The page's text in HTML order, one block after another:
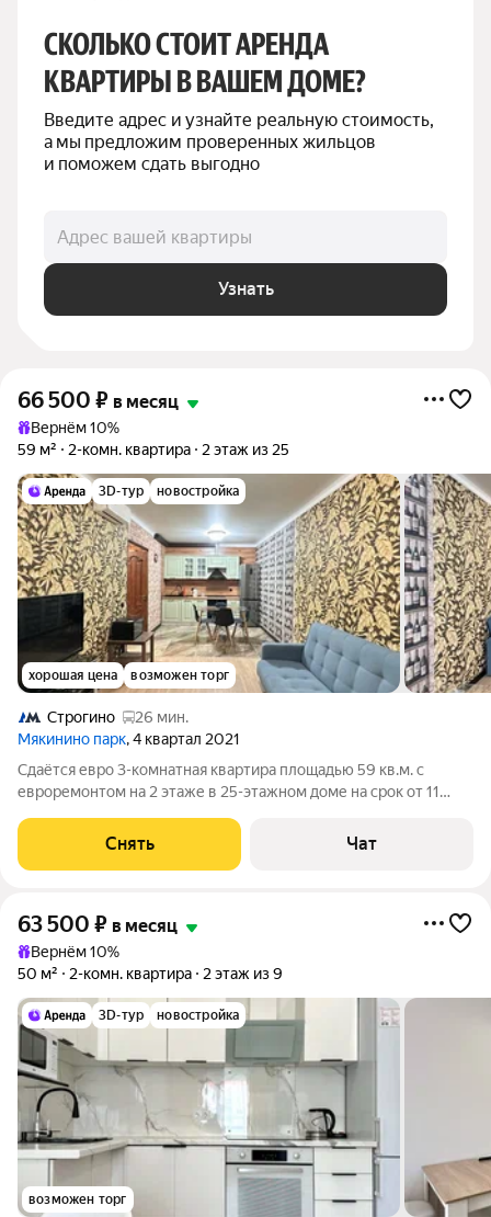
СКОЛЬКО СТОИТ АРЕНДА
КВАРТИРЫ В ВАШЕМ ДОМЕ?
Введите адрес и узнайте реальную стоимость,
а мы предложим проверенных жильцов
и поможем сдать выгодно
Адрес вашей квартиры
Узнать
66 500 ₽ в месяц
Вернём 10%
59 м²
2-комн. квартира 2 этаж из 25
3D-тур новостройка
хорошая цена возможен торг
Строгино
26 мин.
Мякинино парк, 4 квартал 2021
Сдаётся евро 3-комнатная квартира площадью 59 кв.м. с
евроремонтом на 2 этаже в 25-этажном доме на срок от 11
Стиральная машина Сушильная машина Холодильник
Кондиционер Микроволновка Пылесос
Снять Чат
63 500 ₽ в месяц
Вернём 10%
50 м²
2-комн. квартира 2 этаж из 9
3D-тур новостройка
возможен торг